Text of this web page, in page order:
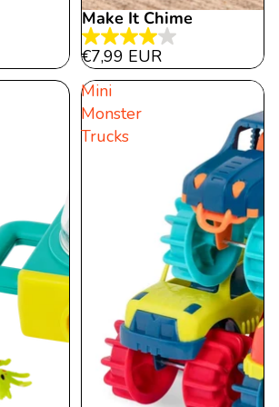
Make It Chime
4.0
von
Sternen.
Bewertung
€7,99 EUR
Mini
Monster
Trucks